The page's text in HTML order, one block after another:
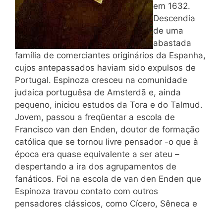
em 1632.
Descendia
de uma
abastada
família de comerciantes originários da Espanha,
cujos antepassados haviam sido expulsos de
Portugal. Espinoza cresceu na comunidade
judaica portuguêsa de Amsterdã e, ainda
pequeno, iniciou estudos da Tora e do Talmud.
Jovem, passou a freqüentar a escola de
Francisco van den Enden, doutor de formação
católica que se tornou livre pensador -o que à
época era quase equivalente a ser ateu –
despertando a ira dos agrupamentos de
fanáticos. Foi na escola de van den Enden que
Espinoza travou contato com outros
pensadores clássicos, como Cícero, Sêneca e